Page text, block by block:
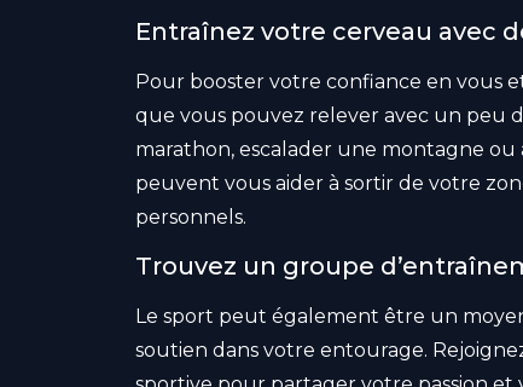
Entraînez votre cerveau avec
Pour booster votre confiance en vous
que vous pouvez relever avec un peu
marathon, escalader une montagne
peuvent vous aider à sortir de votre
personnels.
Trouvez un groupe
Le sport peut également être un
soutien dans votre entourage.